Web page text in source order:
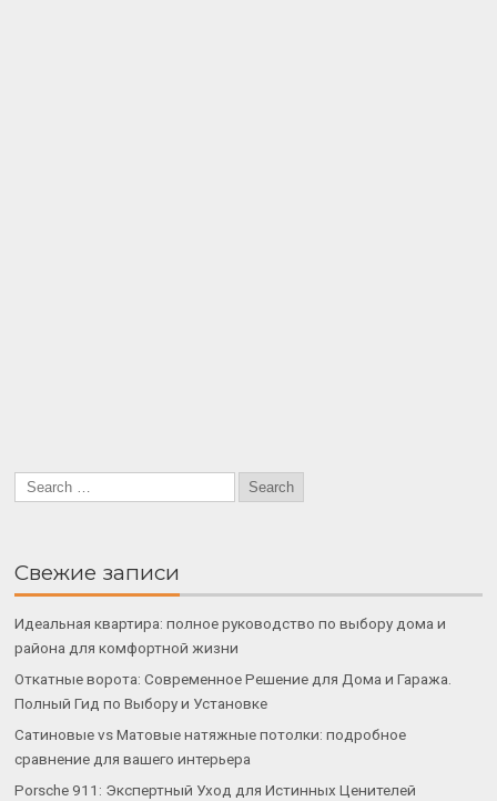
Свежие записи
Идеальная квартира: полное руководство по выбору дома и
района для комфортной жизни
Откатные ворота: Современное Решение для Дома и Гаража.
Полный Гид по Выбору и Установке
Сатиновые vs Матовые натяжные потолки: подробное
сравнение для вашего интерьера
Porsche 911: Экспертный Уход для Истинных Ценителей